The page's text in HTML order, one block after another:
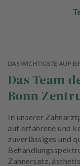
DAS WICHTIGSTE AUF
Das Team
Bonn
In unserer
auf erfahrene und
zuverlässiges und
Zahnersatz,